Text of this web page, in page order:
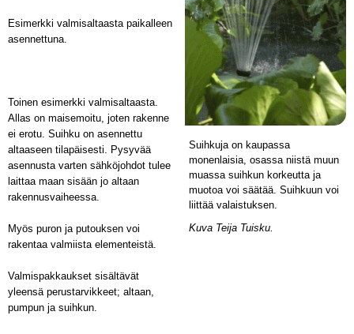
Esimerkki valmisaltaasta paikalleen
asennettuna.
Toinen esimerkki valmisaltaasta.
Allas on maisemoitu, joten rakenne
ei erotu. Suihku on asennettu
altaaseen tilapäisesti. Pysyvää
asennusta varten sähköjohdot tulee
laittaa maan sisään jo altaan
rakennusvaiheessa.
Myös puron ja putouksen voi
rakentaa valmiista elementeistä.
Valmispakkaukset sisältävät
yleensä perustarvikkeet; altaan,
pumpun ja suihkun.
Suihkuja on kaupassa
monenlaisia, osassa niistä muun
muassa suihkun korkeutta ja
muotoa voi säätää. Suihkuun voi
liittää valaistuksen.
Kuva Teija Tuisku.